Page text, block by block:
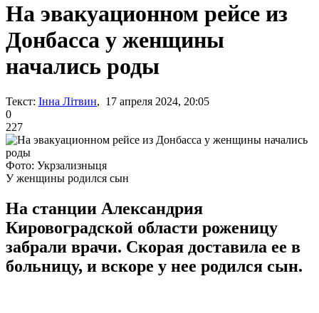
На эвакуационном рейсе из
Донбасса у женщины
начались роды
Текст: Інна Літвин, 17 апреля 2024, 20:05
0
227
Фото: Укрзализныця
У женщины родился сын
На станции Александрия
Кировоградской области роженицу
забрали врачи. Скорая доставила ее в
больницу, и вскоре у нее родился сын.